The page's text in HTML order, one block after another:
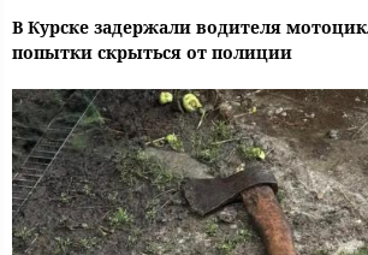
В Курске задержали водителя
попытки скрыться от полиции